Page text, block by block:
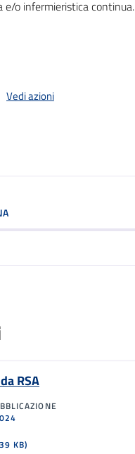
e/o infermieristica continua.
Vedi azioni
RSA
KB)